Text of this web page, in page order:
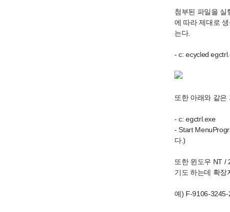
첨부된 파일을 실
에 따라 제대로
는다.
- c: ecycled
또한 아래와 같은
- c: egctrl.exe
- Start
다.)
또한 윈도우 NT /
기도 하는데 확장
예) F-9106-3245-